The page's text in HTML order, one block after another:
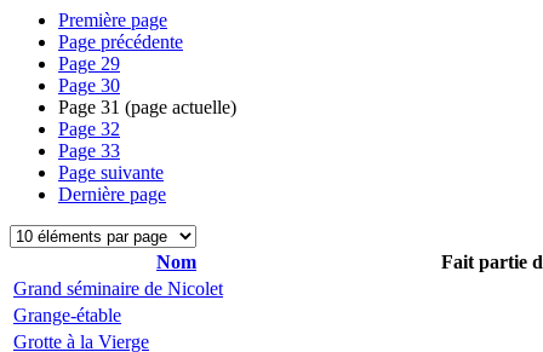
Première page
Page précédente
Page 29
Page 30
Page 31 (page actuelle)
Page 32
Page 33
Page suivante
Dernière page
Nom
Fait partie
Grand séminaire de Nicolet
Grange-étable
Grotte à la Vierge